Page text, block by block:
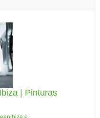
| Pinturas